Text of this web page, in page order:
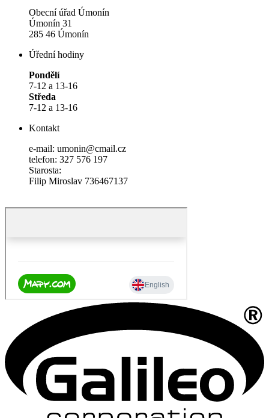
Obecní úřad Úmonín
Úmonín 31
285 46 Úmonín
Úřední hodiny
Pondělí
7-12 a 13-16
Středa
7-12 a 13-16
Kontakt
e-mail: umonin@cmail.cz
telefon: 327 576 197
Starosta:
Filip Miroslav 736467137